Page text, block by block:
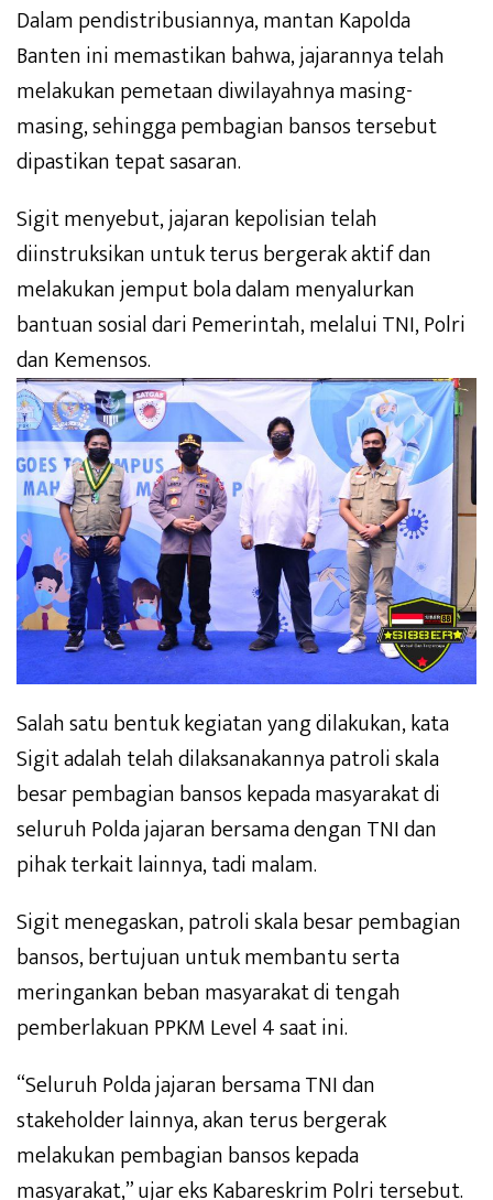
Dalam pendistribusiannya, mantan Kapolda
Banten ini memastikan bahwa, jajarannya telah
melakukan pemetaan diwilayahnya masing-
masing, sehingga pembagian bansos tersebut
dipastikan tepat sasaran.
Sigit menyebut, jajaran kepolisian telah
diinstruksikan untuk terus bergerak aktif dan
melakukan jemput bola dalam menyalurkan
bantuan sosial dari Pemerintah, melalui TNI, Polri
dan Kemensos.
Salah satu bentuk kegiatan yang dilakukan, kata
Sigit adalah telah dilaksanakannya patroli skala
besar pembagian bansos kepada masyarakat di
seluruh Polda jajaran bersama dengan TNI dan
pihak terkait lainnya, tadi malam.
Sigit menegaskan, patroli skala besar pembagian
bansos, bertujuan untuk membantu serta
meringankan beban masyarakat di tengah
pemberlakuan PPKM Level 4 saat ini.
“Seluruh Polda jajaran bersama TNI dan
stakeholder lainnya, akan terus bergerak
melakukan pembagian bansos kepada
masyarakat,” ujar eks Kabareskrim Polri tersebut.